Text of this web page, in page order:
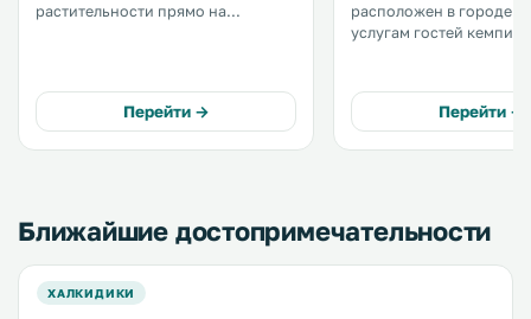
растительности прямо на
на пляже и ресторан
средиземноморской кухни. .
Перейти →
расположен в городе
услугам гостей
также магазин и
площадка наПерейти →
Ближайшие достопримечательности
ХАЛКИДИКИ